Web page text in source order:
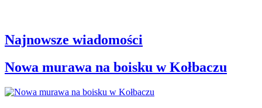
Najnowsze wiadomości
Nowa murawa na boisku w Kołbaczu